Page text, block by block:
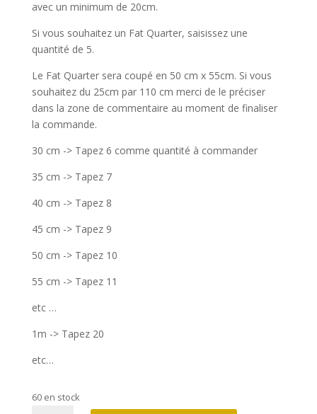
avec un minimum de 20cm.
Si vous souhaitez un Fat Quarter, saisissez une
quantité de 5.
Le Fat Quarter sera coupé en 50 cm x 55cm. Si vous
souhaitez du 25cm par 110 cm merci de le préciser
dans la zone de commentaire au moment de finaliser
la commande.
30 cm -> Tapez 6 comme quantité à commander
35 cm -> Tapez 7
40 cm -> Tapez 8
45 cm -> Tapez 9
50 cm -> Tapez 10
55 cm -> Tapez 11
etc …
1m -> Tapez 20
etc…
60 en stock